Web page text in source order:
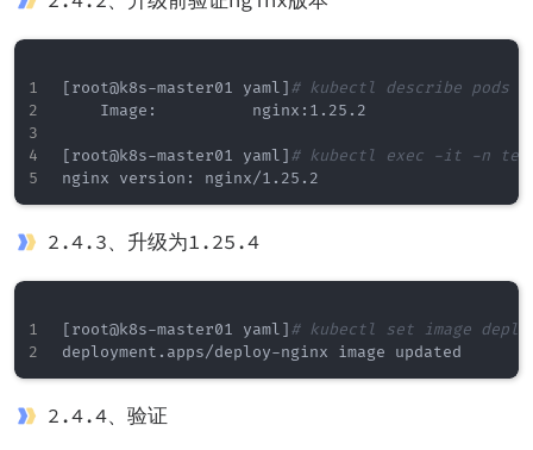
[root@k8s-master01 yaml] # kubectl describe pods -
    Image:          nginx:1.25.2
[root@k8s-master01 yaml] # kubectl exec -it -n test
2.4.3、升级为1.25.4
[root@k8s-master01 yaml] # kubectl set image
2.4.4、验证